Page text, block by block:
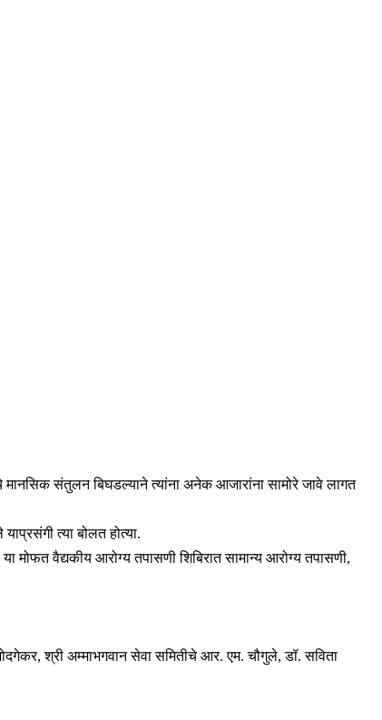
संतुलन बिघडल्याने त्यांना अनेक आजारांना सामोरे जावे लागत
त्या बोलत होत्या.
वैद्यकीय आरोग्य तपासणी शिबिरात सामान्य आरोग्य तपासणी,
श्री अम्माभगवान सेवा समितीचे आर. एम. चौगुले, डॉ. सविता